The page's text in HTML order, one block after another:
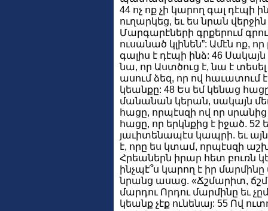
44 ոչ ոք չի կարող գալ դէպի
ուղարկեց, եւ ես նրան
Մարգարէների գրքերում
ուսանած կլինեն”: Ամէն ոք, որ
գալիս է դէպի ինձ: 46 Սակայն
նա, որ Աստծուց է, նա է
ասում ձեզ, որ ով հաւատում
կեանքը: 48 Ես եմ կենաց
մանանան կերան, սակայն
հացը, որպէսզի ով որ
հացը, որ երկնքից է իջած. 52
յաւիտենապէս կապրի. եւ
է, որը ես կտամ, որպէսզի
Հրեաներն իրար հետ բուռն
ինչպէ՞ս կարող է իր մարմինը
նրանց ասաց. «Ճշմարիտ,
մարդու Որդու մարմինը եւ
կեանք չէք ունենայ: 55 Ով